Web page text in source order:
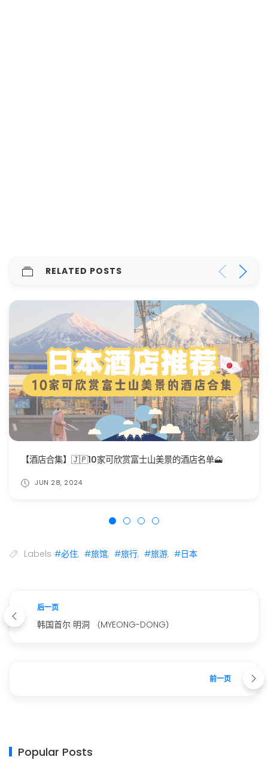
RELATED POSTS
【酒店合集】🇯🇵10家可欣赏富士山美景的酒店名单🗻
JUN 28, 2024
Labels #必住, #旅馆, #旅行, #旅游, #日本
后一页
韩国首尔 明洞 （MYEONG-DONG）
前一页
Popular Posts